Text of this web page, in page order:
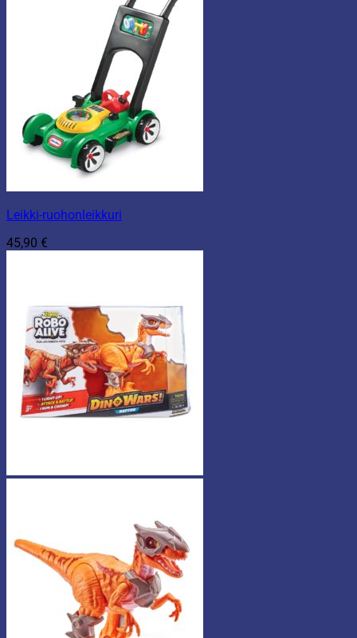
Leikki-ruohonleikkuri
45,90 €